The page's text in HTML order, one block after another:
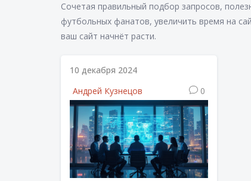
Сочетая правильный подбор запросов,
футбольных фанатов, увеличить время на
ваш сайт начнёт расти.
10 декабря 2024
Андрей Кузнецов
0